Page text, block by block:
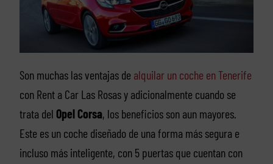
Son muchas las ventajas de alquilar un coche en Tenerife
con Rent a Car Las Rosas y adicionalmente cuando se
trata del Opel Corsa, los beneficios son aun mayores.
Este es un coche diseñado de una forma más segura e
incluso más inteligente, con 5 puertas que cuentan con